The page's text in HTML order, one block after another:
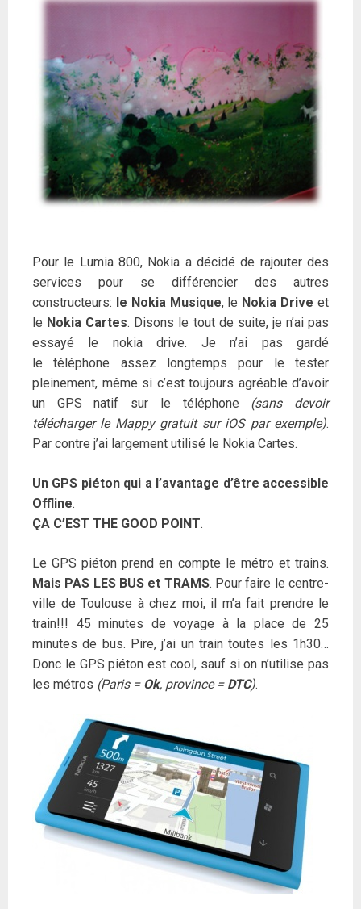
Pour le Lumia 800, Nokia a décidé de rajouter des
services pour se différencier des autres
constructeurs: le Nokia Musique, le Nokia Drive et
le Nokia Cartes. Disons le tout de suite, je n’ai pas
essayé le nokia drive. Je n’ai pas gardé
le téléphone assez longtemps pour le tester
pleinement, même si c’est toujours agréable d’avoir
un GPS natif sur le téléphone (sans devoir
télécharger le Mappy gratuit sur iOS par exemple).
Par contre j’ai largement utilisé le Nokia Cartes.
Un GPS piéton qui a l’avantage d’être accessible
Offline.
ÇA C’EST THE GOOD POINT.
Le GPS piéton prend en compte le métro et trains.
Mais PAS LES BUS et TRAMS. Pour faire le centre-
ville de Toulouse à chez moi, il m’a fait prendre le
train!!! 45 minutes de voyage à la place de 25
minutes de bus. Pire, j’ai un train toutes les 1h30…
Donc le GPS piéton est cool, sauf si on n’utilise pas
les métros (Paris = Ok, province = DTC).